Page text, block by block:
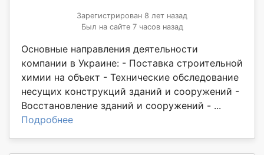
Зарегистрирован 8 лет назад
Был на сайте 7 часов назад
Основные направления деятельности
компании в Украине: - Поставка строительной
химии на объект - Технические обследование
несущих конструкций зданий и сооружений -
Восстановление зданий и сооружений - ...
Подробнее